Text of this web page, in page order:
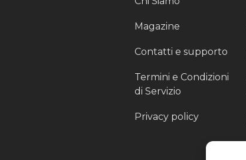
Magazine
Contatti e supporto
Termini e Condizioni
di Servizio
Privacy policy